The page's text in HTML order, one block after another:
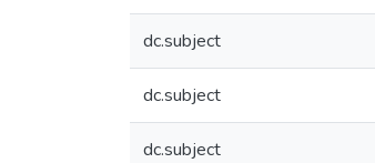
dc.subject
dc.subject
dc.subject